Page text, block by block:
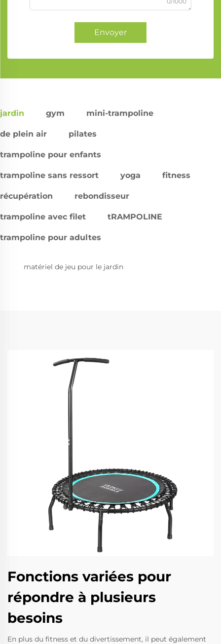
Envoyer
jardin gym mini-trampoline
de plein air pilates
trampoline pour enfants
trampoline sans ressort yoga fitness
récupération rebondisseur
trampoline avec filet tRAMPOLINE
trampoline pour adultes
matériel de jeu pour le jardin
Fonctions variées pour
répondre à plusieurs
besoins
En plus du fitness et du divertissement, il peut également